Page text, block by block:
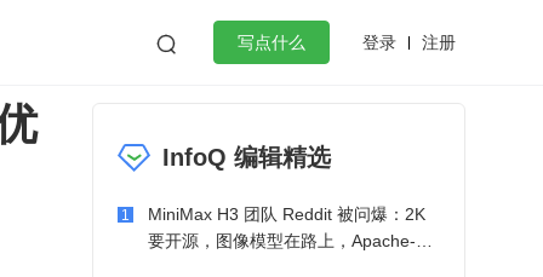
 写点什么 登录 注册
工作
微服务架构 flutter
InfoQ 编辑精选
1
MiniMax H3 团队 Reddit 被问爆：2K
要开源，图像模型在路上，Apache-2.0